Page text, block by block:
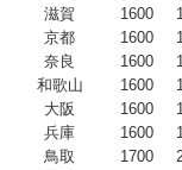
滋賀
1600
京都
1600
奈良
1600
和歌山
1600
大阪
1600
兵庫
1600
鳥取
1700